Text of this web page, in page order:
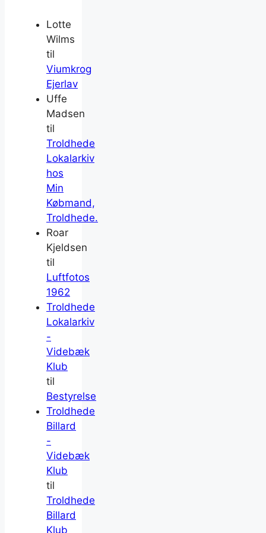
Lotte
Wilms
til
Viumkrog
Ejerlav
Uffe
Madsen
til
Troldhede
Lokalarkiv
hos
Min
Købmand,
Troldhede.
Roar
Kjeldsen
til
Luftfotos
1962
Troldhede
Lokalarkiv
-
Videbæk
Klub
til
Bestyrelse
Troldhede
Billard
-
Videbæk
Klub
til
Troldhede
Billard
Klub